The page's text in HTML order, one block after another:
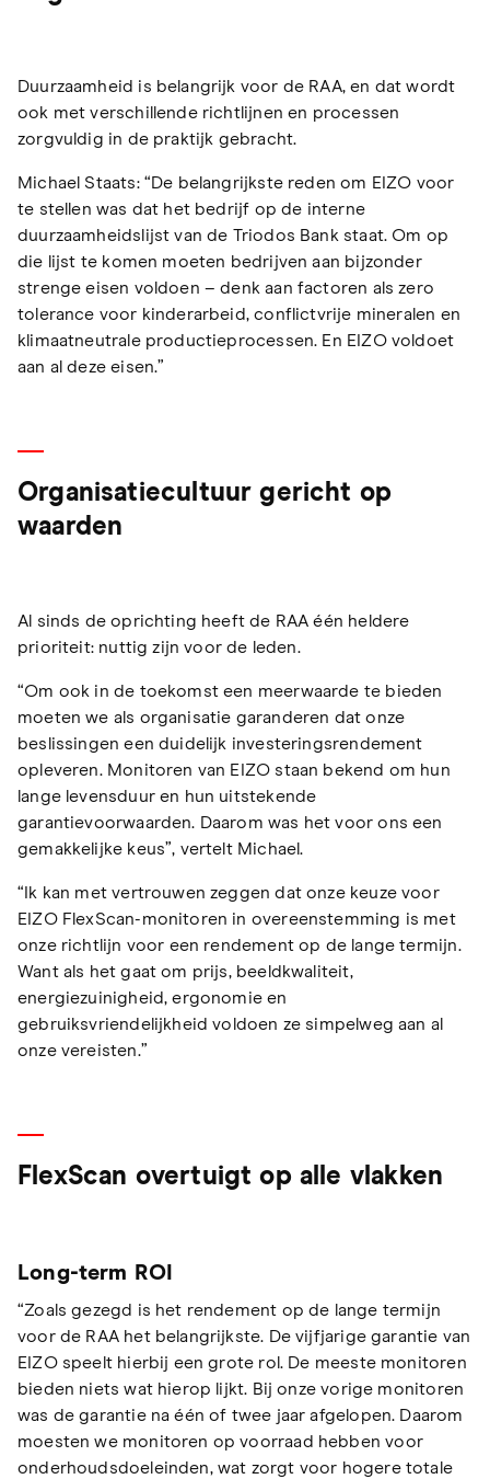
Duurzaamheid is belangrijk voor de RAA, en dat wordt
ook met verschillende richtlijnen en processen
zorgvuldig in de praktijk gebracht.
Michael Staats: “De belangrijkste reden om EIZO voor
te stellen was dat het bedrijf op de interne
duurzaamheidslijst van de Triodos Bank staat. Om op
die lijst te komen moeten bedrijven aan bijzonder
strenge eisen voldoen – denk aan factoren als zero
tolerance voor kinderarbeid, conflictvrije mineralen en
klimaatneutrale productieprocessen. En EIZO voldoet
aan al deze eisen.”
Organisatiecultuur gericht op
waarden
Al sinds de oprichting heeft de RAA één heldere
prioriteit: nuttig zijn voor de leden.
“Om ook in de toekomst een meerwaarde te bieden
moeten we als organisatie garanderen dat onze
beslissingen een duidelijk investeringsrendement
opleveren. Monitoren van EIZO staan bekend om hun
lange levensduur en hun uitstekende
garantievoorwaarden. Daarom was het voor ons een
gemakkelijke keus”, vertelt Michael.
“Ik kan met vertrouwen zeggen dat onze keuze voor
EIZO FlexScan-monitoren in overeenstemming is met
onze richtlijn voor een rendement op de lange termijn.
Want als het gaat om prijs, beeldkwaliteit,
energiezuinigheid, ergonomie en
gebruiksvriendelijkheid voldoen ze simpelweg aan al
onze vereisten.”
FlexScan overtuigt op alle vlakken
Long-term ROI
“Zoals gezegd is het rendement op de lange termijn
voor de RAA het belangrijkste. De vijfjarige garantie van
EIZO speelt hierbij een grote rol. De meeste monitoren
bieden niets wat hierop lijkt. Bij onze vorige monitoren
was de garantie na één of twee jaar afgelopen. Daarom
moesten we monitoren op voorraad hebben voor
onderhoudsdoeleinden, wat zorgt voor hogere totale